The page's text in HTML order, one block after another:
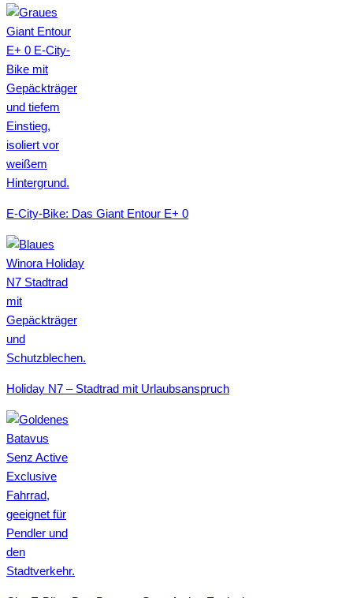
E-City-Bike: Das Giant Entour E+ 0
Holiday N7 – Stadtrad mit Urlaubsanspruch